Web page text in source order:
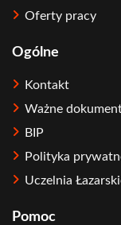
Oferty pracy
Ogólne
Kontakt
Ważne
BIP
Polityka
Uczelnia
Pomoc